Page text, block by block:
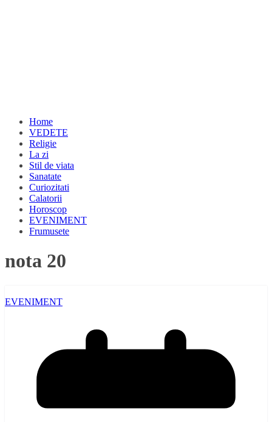
Home
VEDETE
Religie
La zi
Stil de viata
Sanatate
Curiozitati
Calatorii
Horoscop
EVENIMENT
Frumusete
nota 20
EVENIMENT